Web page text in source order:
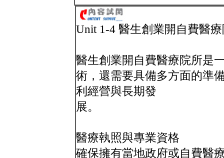
Unit 1-4 醫生創業開自費醫
醫生創業開自費醫療院所是
術，還需要具備多方面的準
利經營與長期發
展。
醫療執照與專業資格
確保擁有當地政府或自費醫